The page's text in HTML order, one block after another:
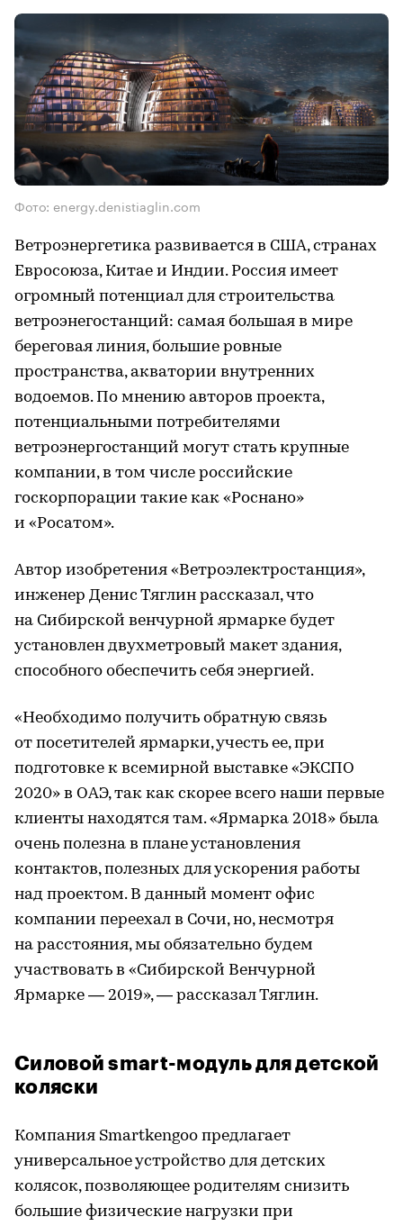
Фото: energy.denistiaglin.com
Ветроэнергетика развивается в США, странах
Евросоюза, Китае и Индии. Россия имеет
огромный потенциал для строительства
ветроэнегостанций: самая большая в мире
береговая линия, большие ровные
пространства, акватории внутренних
водоемов. По мнению авторов проекта,
потенциальными потребителями
ветроэнергостанций могут стать крупные
компании, в том числе российские
госкорпорации такие как «Роснано»
и «Росатом».
Автор изобретения «Ветроэлектростанция»,
инженер Денис Тяглин рассказал, что
на Сибирской венчурной ярмарке будет
установлен двухметровый макет здания,
способного обеспечить себя энергией.
«Необходимо получить обратную связь
от посетителей ярмарки, учесть ее, при
подготовке к всемирной выставке «ЭКСПО
2020» в ОАЭ, так как скорее всего наши первые
клиенты находятся там. «Ярмарка 2018» была
очень полезна в плане установления
контактов, полезных для ускорения работы
над проектом. В данный момент офис
компании переехал в Сочи, но, несмотря
на расстояния, мы обязательно будем
участвовать в «Сибирской Венчурной
Ярмарке — 2019», — рассказал Тяглин.
Силовой smart-модуль для детской
коляски
Компания Smartkengoo предлагает
универсальное устройство для детских
колясок, позволяющее родителям снизить
большие физические нагрузки при